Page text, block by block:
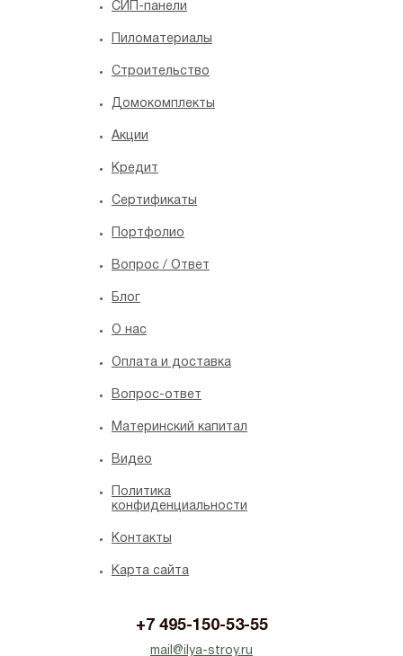
СИП-панели
Пиломатериалы
Строительство
Домокомплекты
Акции
Кредит
Сертификаты
Портфолио
Вопрос / Ответ
Блог
O нас
Оплата и доставка
Вопрос-ответ
Материнский капитал
Видео
Политика
конфиденциальности
Контакты
Карта сайта
+7 495-150-53-55
mail@ilya-stroy.ru